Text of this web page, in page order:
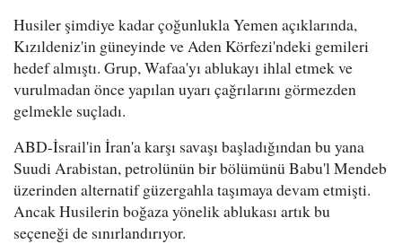
Husiler şimdiye kadar çoğunlukla Yemen açıklarında,
Kızıldeniz'in güneyinde ve Aden Körfezi'ndeki gemileri
hedef almıştı. Grup, Wafaa'yı ablukayı ihlal etmek ve
vurulmadan önce yapılan uyarı çağrılarını görmezden
gelmekle suçladı.
ABD-İsrail'in İran'a karşı savaşı başladığından bu yana
Suudi Arabistan, petrolünün bir bölümünü Babu'l Mendeb
üzerinden alternatif güzergahla taşımaya devam etmişti.
Ancak Husilerin boğaza yönelik ablukası artık bu
seçeneği de sınırlandırıyor.